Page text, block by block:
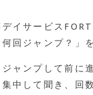
イサービス
回ジャンプ？」
ャンプして前に
中して聞き、回